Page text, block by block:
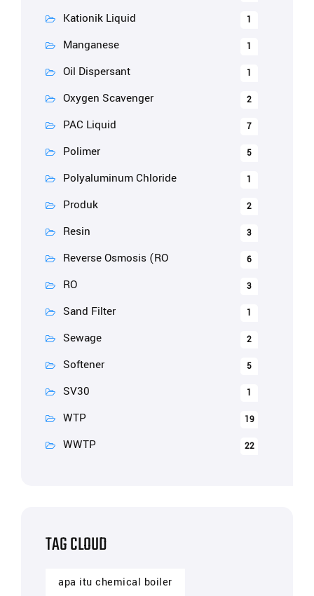
Kationik Liquid 1
Manganese 1
Oil Dispersant 1
Oxygen Scavenger 2
PAC Liquid 7
Polimer 5
Polyaluminum Chloride 1
Produk 2
Resin 3
Reverse Osmosis (RO 6
RO 3
Sand Filter 1
Sewage 2
Softener 5
SV30 1
WTP 19
WWTP 22
TAG CLOUD
apa itu chemical boiler